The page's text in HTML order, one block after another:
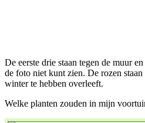
De eerste drie staan tegen de muur
de foto niet kunt zien. De rozen
winter te hebben overleeft.
Welke planten zouden in mijn